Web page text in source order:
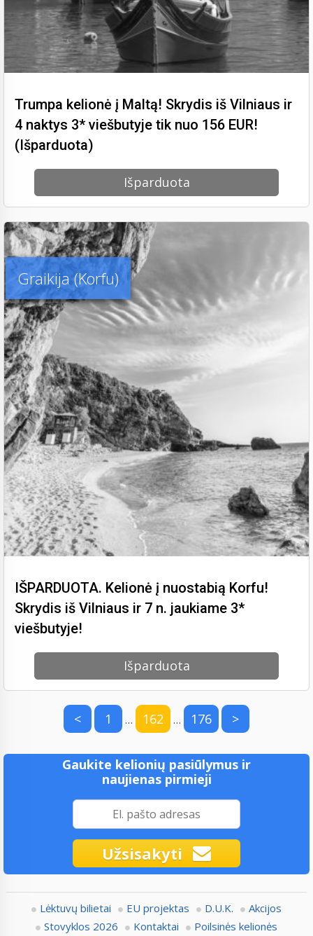
Trumpa kelionė į Maltą! Skrydis iš Vilniaus ir
4 naktys 3* viešbutyje tik nuo 156 EUR!
(Išparduota)
Išparduota
Graikija (Korfu)
IŠPARDUOTA. Kelionė į nuostabią Korfu!
Skrydis iš Vilniaus ir 7 n. jaukiame 3*
viešbutyje!
Išparduota
< 1 … 162 … 176 >
Gaukite kelionių pasiūlymus ir
naujienas pirmieji
Užsisakyti
Lėktuvų bilietai EU projektas D.U.K.
Akcijos
Stovyklos 2026
Kontaktai Poilsinės kelionės